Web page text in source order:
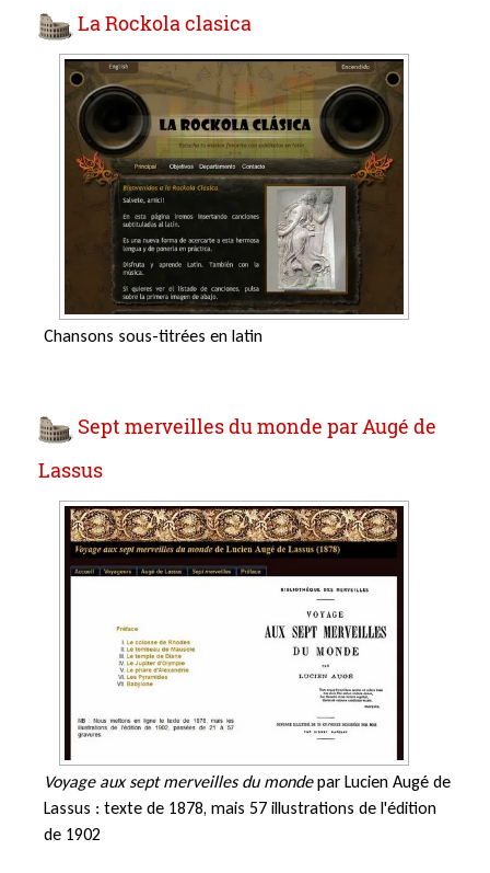
La Rockola clasica
Chansons sous-titrées en latin
Sept merveilles du monde par Augé de
Lassus
Voyage aux sept merveilles du mondepar Lucien Augé de
Lassus : texte de 1878, mais 57 illustrations de l'édition
de 1902